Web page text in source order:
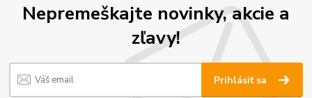
Nepremeškajte novinky, akcie a
zľavy!
Prihlásiť sa